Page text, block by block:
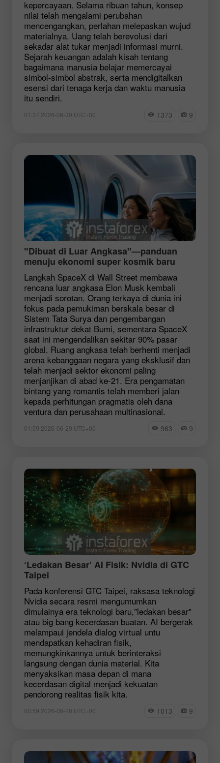
kepercayaan. Selama ribuan tahun, konsep
nilai telah mengalami perubahan
mencengangkan, perlahan melepaskan wujud
materialnya. Uang telah berevolusi dari
sekadar alat tukar menjadi informasi murni.
Sejarah keuangan adalah kisah tentang
bagaimana manusia belajar memercayai
simbol-simbol abstrak, serta mendigitalkan
esensi dari tenaga kerja dan waktu manusia
itu sendiri.
01:37 2026-06-30 UTC+00 1373 9
"Dibuat di Luar Angkasa"—panduan
menuju ekonomi super kosmik baru
Langkah SpaceX di Wall Street membawa
rencana luar angkasa Elon Musk kembali
menjadi sorotan. Orang terkaya di dunia ini
fokus pada pemukiman berskala besar di
Sistem Tata Surya dan pengembangan
infrastruktur dekat Bumi, sementara SpaceX
saat ini mengendalikan sekitar 90% pasar
global. Ruang angkasa telah berhenti menjadi
arena kebanggaan negara yang eksklusif dan
telah menjadi sektor ekonomi paling
menjanjikan di abad ke-21. Era pengamatan
bintang yang romantis telah memberi jalan
kepada perhitungan pragmatis oleh dana
ventura dan perusahaan multinasional.
01:59 2026-06-29 UTC+00 963 9
‘Ledakan Besar’ AI Fisik: Nvidia di GTC
Taipei
Pada konferensi GTC Taipei, raksasa teknologi
Nvidia secara resmi mengumumkan
dimulainya era teknologi baru,"ledakan besar"
atau big bang kecerdasan buatan. AI bergerak
melampaui jendela dialog virtual untu
mendapatkan kehadiran fisik,
memungkinkannya untuk berinteraksi
langsung dengan dunia material. Kita
menyaksikan masa depan di mana
kecerdasan digital menjadi kekuatan
pendorong realitas fisik kita.
00:59 2026-06-26 UTC+00 1013 9